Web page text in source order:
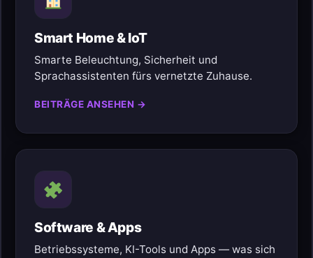
Smart Home & IoT
Smarte Beleuchtung, Sicherheit und
Sprachassistenten fürs vernetzte Zuhause.
BEITRÄGE ANSEHEN →
Software & Apps
Betriebssysteme, KI-Tools und Apps — was sich